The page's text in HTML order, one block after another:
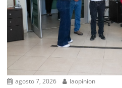
agosto 7, 2026 laopinion